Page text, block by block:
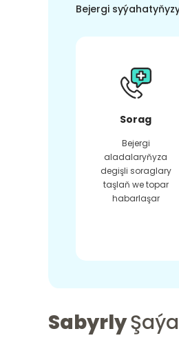
Bejergi
Sorag
Bejergi
aladalaryňyza
degişli soraglary
taşlaň we topar
habarlaşar
Sabyrly